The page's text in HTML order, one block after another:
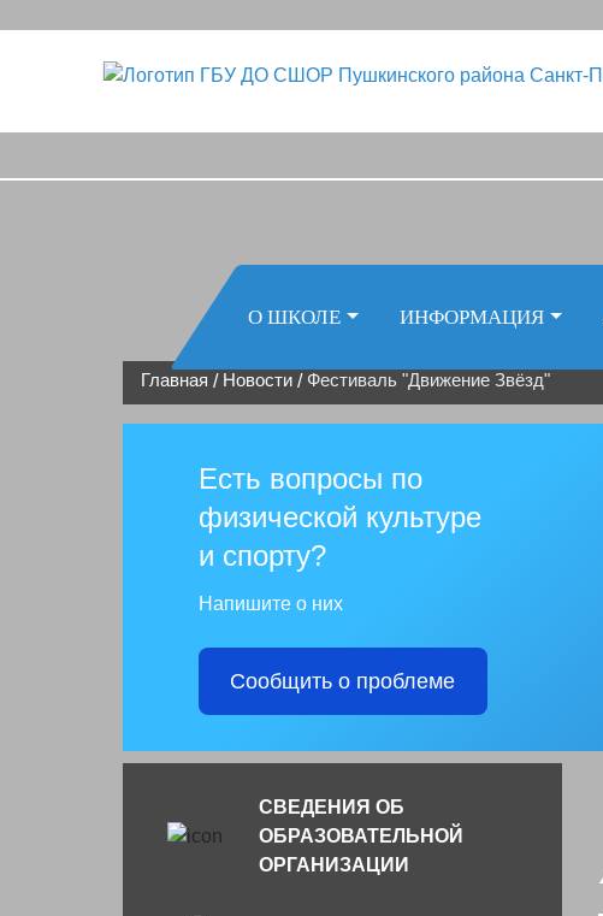
О ШКОЛЕ ИНФОРМАЦИЯ
Главная / Новости / Фестиваль "Движение Звёзд"
Есть вопросы по
физической культуре
и спорту?
Напишите о них
Сообщить о проблеме
СВЕДЕНИЯ ОБ
ОБРАЗОВАТЕЛЬНОЙ
ОРГАНИЗАЦИИ